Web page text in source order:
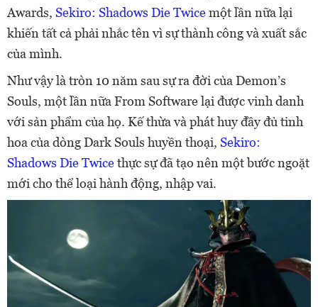
Awards, Sekiro: Shadows Die Twicemột lần nữa lại
khiến tất cả phải nhắc tên vì sự thành công và xuất sắc
của mình.
Như vậy là tròn 10 năm sau sự ra đời của Demon’s
Souls, một lần nữa From Software lại được vinh danh
với sản phẩm của họ. Kế thừa và phát huy đầy đủ tinh
hoa của dòng Dark Souls huyền thoại, Sekiro:
Shadows Die Twicethực sự đã tạo nên một bước ngoặt
mới cho thể loại hành động, nhập vai.